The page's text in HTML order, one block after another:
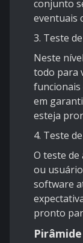
conjunto
eventuais
3. Teste
Neste
todo para
funcionais
em
esteja
4. Teste
O teste de
ou
software
pronto